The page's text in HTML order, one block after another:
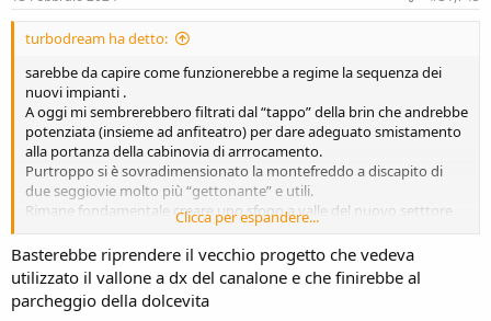
turbodream ha detto:
sarebbe da capire come funzionerebbe a regime la sequenza dei
nuovi impianti .
A oggi mi sembrerebbero filtrati dal “tappo” della brin che andrebbe
potenziata (insieme ad anfiteatro) per dare adeguato smistamento
alla portanza della cabinovia di arrrocamento.
Purtroppo si è sovradimensionato la montefreddo a discapito di
due seggiovie molto più “gettonante” e utili.
Rimane fondamentale creare uno sfogo a valle del nuovo setttore
con rientro a valle alternativo all’ imbuto del canalone e varianti . Da
ignorante direi che una potenziale pista per riscendere
praticamente alla biancaneve (ottimo piazzale di partenza) ci
sarebbe già, trasformando in pista/ skiweg la carraia per capannna
brin. Vista in estate non sembrebbe male ma bisogna capire come
Clicca per espandere...
Basterebbe riprendere il vecchio progetto che vedeva
utilizzato il vallone a dx del canalone e che finirebbe al
parcheggio della dolcevita